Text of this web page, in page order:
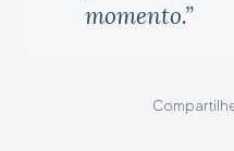
momento.”